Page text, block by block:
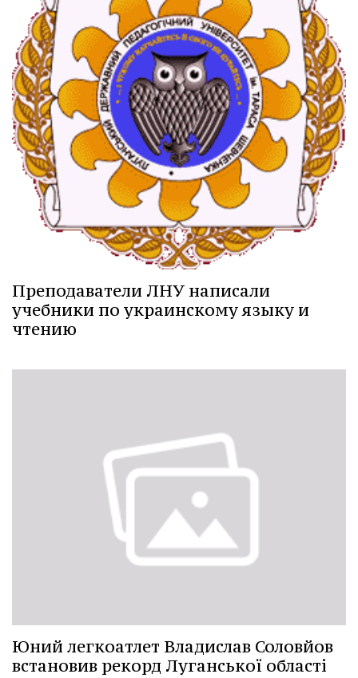
Преподаватели ЛНУ написали
учебники по украинскому языку и
чтению
Юний легкоатлет Владислав Соловйов
встановив рекорд Луганської області